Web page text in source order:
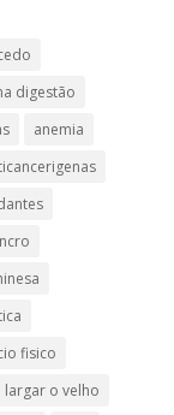
digestão
anemia
fisico
largar o velho